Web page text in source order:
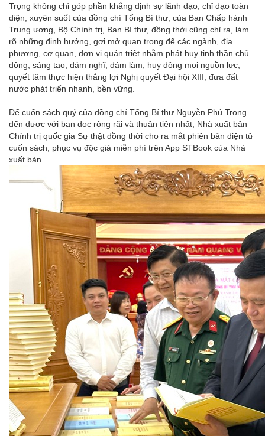
Trọng không chỉ góp phần khẳng định sự lãnh đạo, chỉ đạo toàn
diện, xuyên suốt của đồng chí Tổng Bí thư, của Ban Chấp hành
Trung ương, Bộ Chính trị, Ban Bí thư, đồng thời cũng chỉ ra, làm
rõ những định hướng, gợi mở quan trọng để các ngành, địa
phương, cơ quan, đơn vị quán triệt nhằm phát huy tinh thần chủ
động, sáng tạo, dám nghĩ, dám làm, huy động mọi nguồn lực,
quyết tâm thực hiện thắng lợi Nghị quyết Đại hội XIII, đưa đất
nước phát triển nhanh, bền vững.
Để cuốn sách quý của đồng chí Tổng Bí thư Nguyễn Phú Trọng
đến được với bạn đọc rộng rãi và thuận tiện nhất, Nhà xuất bản
Chính trị quốc gia Sự thật đồng thời cho ra mắt phiên bản điện tử
cuốn sách, phục vụ độc giả miễn phí trên App STBook của Nhà
xuất bản.